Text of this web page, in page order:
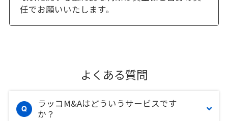
任でお願いいたします。
よくある質問
ラッコM&Aはどういうサービスです
か？